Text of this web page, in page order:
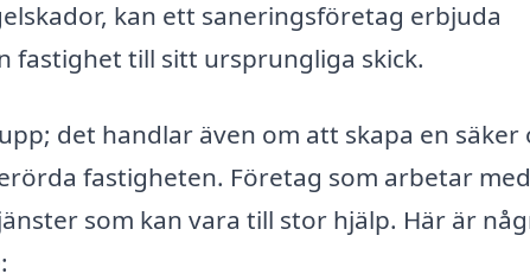
kan ett saneringsföretag erbjuda
fastighet till sitt ursprungliga skick.
det handlar även om att skapa en säker
fastigheten. Företag som arbetar med
som kan vara till stor hjälp. Här är